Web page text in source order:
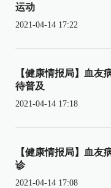
运动
2021-04-14 17:22
【健康情报局】血友
待普及
2021-04-14 17:18
【健康情报局】血友
诊
2021-04-14 17:08